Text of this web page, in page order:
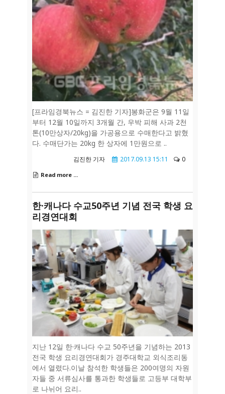
[프라임경북뉴스 = 김진한 기자]봉화군은 9월 11일
부터 12월 10일까지 3개월 간, 우박 피해 사과 2천
톤(10만상자/20kg)을 가공용으로 수매한다고 밝혔
다. 수매단가는 20kg 한 상자에 1만원으로 ..
김진한 기자 2017.09.13 15:11 0
Read more ...
한·캐나다 수교50주년 기념 전국 학생 요
리경연대회
지난 12일 한·캐나다 수교 50주년을 기념하는 2013
전국 학생 요리경연대회가 경주대학교 외식조리동
에서 열렸다.이날 참석한 학생들은 200여명의 자원
자들 중 서류심사를 통과한 학생들로 고등부 대학부
로 나뉘어 요리..